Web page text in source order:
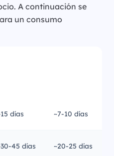
A continuación se
un consumo
días ~7-10 días
45 días ~20-25 días